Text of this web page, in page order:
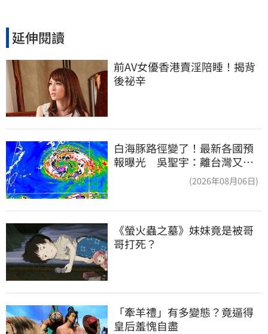
延伸閱讀
前AV女優香港賣淫陪睡！揭背
後祕辛
白海豚路徑變了！最新各國預
報曝光 吳聖宇：離台灣又更
(2026年08月06日)
《螢火蟲之墓》妹妹竟是被哥
哥打死？
「牽羊禮」有多變態？竟逼得
皇后羞愧自盡